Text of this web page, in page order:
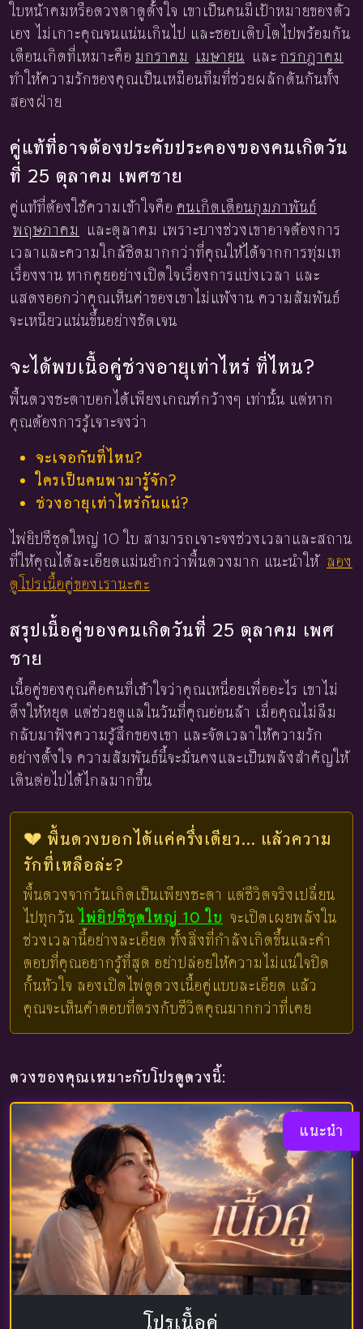
ใบหน้าคมหรือดวงตาดูตั้งใจ เขาเป็นคนมีเป้าหมายของตัว
เอง ไม่เกาะคุณจนแน่นเกินไป และชอบเติบโตไปพร้อมกัน
เดือนเกิดที่เหมาะคือ มกราคม เมษายน และ กรกฎาคม
ทำให้ความรักของคุณเป็นเหมือนทีมที่ช่วยผลักดันกันทั้ง
สองฝ่าย
คู่แท้ที่อาจต้องประคับประคองของคนเกิดวัน
ที่ 25 ตุลาคม เพศชาย
คู่แท้ที่ต้องใช้ความเข้าใจคือ คนเกิดเดือนกุมภาพันธ์
พฤษภาคม และตุลาคม เพราะบางช่วงเขาอาจต้องการ
เวลาและความใกล้ชิดมากกว่าที่คุณให้ได้จากการทุ่มเท
เรื่องงาน หากคุยอย่างเปิดใจเรื่องการแบ่งเวลา และ
แสดงออกว่าคุณเห็นค่าของเขาไม่แพ้งาน ความสัมพันธ์
จะเหนียวแน่นขึ้นอย่างชัดเจน
จะได้พบเนื้อคู่ช่วงอายุเท่าไหร่ ที่ไหน?
พื้นดวงชะตาบอกได้เพียงเกณฑ์กว้างๆ เท่านั้น แต่หาก
คุณต้องการรู้เจาะจงว่า
จะเจอกันที่ไหน?
ใครเป็นคนพามารู้จัก?
ช่วงอายุเท่าไหร่กันแน่?
ไพ่ยิปซีชุดใหญ่ 10 ใบ สามารถเจาะจงช่วงเวลาและสถาน
ที่ให้คุณได้ละเอียดแม่นยำกว่าพื้นดวงมาก แนะนำให้ ลอง
ดูโปรเนื้อคู่ของเรานะคะ
สรุปเนื้อคู่ของคนเกิดวันที่ 25 ตุลาคม เพศ
ชาย
เนื้อคู่ของคุณคือคนที่เข้าใจว่าคุณเหนื่อยเพื่ออะไร เขาไม่
ดึงให้หยุด แต่ช่วยดูแลในวันที่คุณอ่อนล้า เมื่อคุณไม่ลืม
กลับมาฟังความรู้สึกของเขา และจัดเวลาให้ความรัก
อย่างตั้งใจ ความสัมพันธ์นี้จะมั่นคงและเป็นพลังสำคัญให้
เดินต่อไปได้ไกลมากขึ้น
💔 พื้นดวงบอกได้แค่ครึ่งเดียว... แล้วความ
รักที่เหลือล่ะ?
พื้นดวงจากวันเกิดเป็นเพียงชะตา แต่ชีวิตจริงเปลี่ยน
ไปทุกวัน ไพ่ยิปซีชุดใหญ่ 10 ใบ จะเปิดเผยพลังใน
ช่วงเวลานี้อย่างละเอียด ทั้งสิ่งที่กำลังเกิดขึ้นและคำ
ตอบที่คุณอยากรู้ที่สุด อย่าปล่อยให้ความไม่แน่ใจปิด
กั้นหัวใจ ลองเปิดไพ่ดูดวงเนื้อคู่แบบละเอียด แล้ว
คุณจะเห็นคำตอบที่ตรงกับชีวิตคุณมากกว่าที่เคย
ดวงของคุณเหมาะกับโปรดูดวงนี้:
แนะนำ
โปรเนื้อคู่